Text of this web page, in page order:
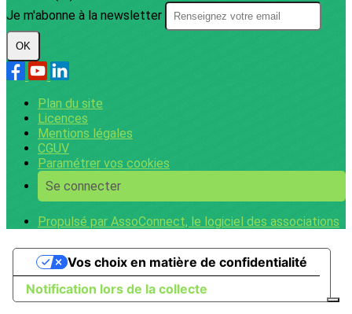
Je m'abonne à la newsletter
OK
Plan du site
Licences
Mentions légales
CGUV
Paramétrer vos cookies
Se connecter
Propulsé par AssoConnect, le logiciel des associations
Notification lors de la collecte
Vos choix en matière de confidentialité